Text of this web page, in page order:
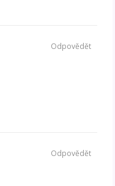
Odpovědět
Odpovědět